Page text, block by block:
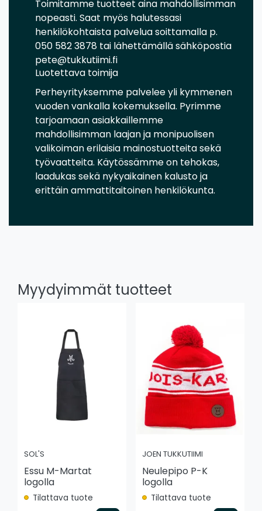
Toimitamme tuotteet aina mahdollisimman
nopeasti. Saat myös halutessasi
henkilökohtaista palvelua soittamalla p.
050 582 3878 tai lähettämällä sähköpostia
pete@tukkutiimi.fi
Luotettava toimija
Perheyrityksemme palvelee yli kymmenen
vuoden vankalla kokemuksella. Pyrimme
tarjoamaan asiakkaillemme
mahdollisimman laajan ja monipuolisen
valikoiman erilaisia mainostuotteita sekä
työvaatteita. Käytössämme on tehokas,
laadukas sekä nykyaikainen kalusto ja
erittäin ammattitaitoinen henkilökunta.
Myydyimmät tuotteet
SOL'S
Essu M-Martat
logolla
Tilattava tuote
JOEN TUKKUTIIMI
Neulepipo P-K
logolla
Tilattava tuote